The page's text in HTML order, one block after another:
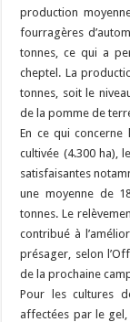
production
fourragères
tonnes, ce qui a
cheptel. La
tonnes, soit le
de la pomme de
En ce qui
cultivée (4.300 ha),
satisfaisantes
une moyenne de
tonnes. Le
contribué à
présager, selon
de la prochaine
Pour les cultures
affectées par le